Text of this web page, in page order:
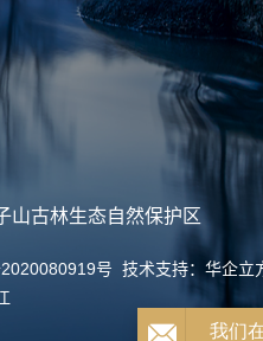
山古林生态自然保护区
号 技术支持： 华企立